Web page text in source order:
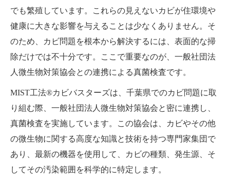
でも繁殖しています。これらの見えないカビが住環境や
健康に大きな影響を与えることは少なくありません。そ
のため、カビ問題を根本から解決するには、表面的な掃
除だけでは不十分です。ここで重要なのが、一般社団法
人微生物対策協会との連携による真菌検査です。
MIST工法®カビバスターズは、千葉県でのカビ問題に取
り組む際、一般社団法人微生物対策協会と密に連携し、
真菌検査を実施しています。この協会は、カビやその他
の微生物に関する高度な知識と技術を持つ専門家集団で
あり、最新の機器を使用して、カビの種類、発生源、そ
してその汚染範囲を科学的に特定します。